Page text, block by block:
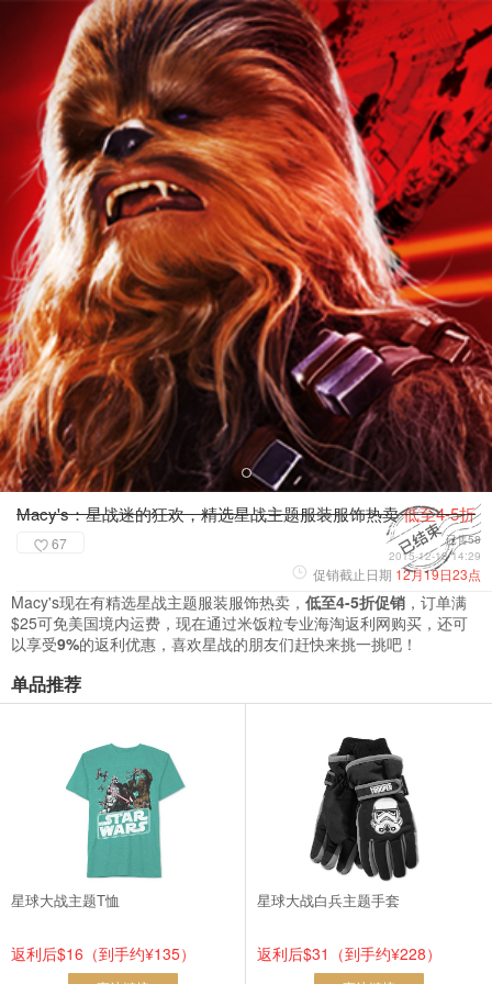
Macy's：星战迷的狂欢，精选星战主题服装服饰热卖低至4-5折
67
已售58
2015-12-18 14:29
促销截止日期 12月19日23点
Macy's现在有精选星战主题服装服饰热卖， 低至4-5折促销 ，订单满
$25可免美国境内运费，现在通过米饭粒专业海淘返利网购买，还可
以享受9%的返利优惠，喜欢星战的朋友们赶快来挑一挑吧！
单品推荐
星球大战主题T恤
返利后$16（到手约¥135）
星球大战白兵主题手套
返利后$31（到手约¥228）